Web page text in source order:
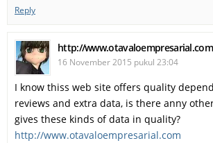
Reply
http://www.otavaloempresarial.com
16 November 2015 pukul 23:04
I know thiss web site offers quality
reviews and extra data, is there anny
gives these kinds of data in quality?
http://www.otavaloempresarial.com